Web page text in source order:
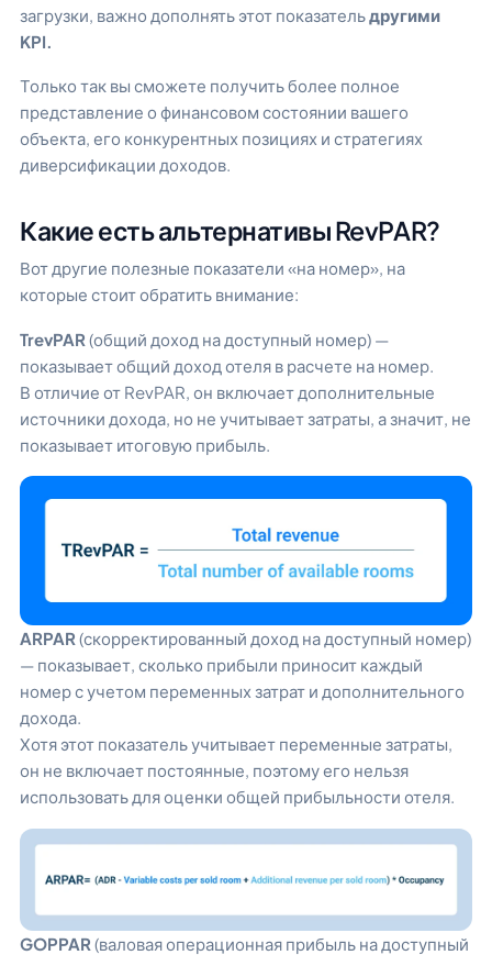
загрузки, важно дополнять этот показательдругими
KPI.
Только так вы сможете получить более полное
представление о финансовом состоянии вашего
объекта, его конкурентных позициях и стратегиях
диверсификации доходов.
Какие есть альтернативы RevPAR?
Вот другие полезные показатели «на номер», на
которые стоит обратить внимание:
TrevPAR (общий доход на доступный номер) —
показывает общий доход отеля в расчете на номер.
В отличие от RevPAR, он включает дополнительные
источники дохода, но не учитывает затраты, а значит, не
показывает итоговую прибыль.
ARPAR (скорректированный доход на доступный номер)
— показывает, сколько прибыли приносит каждый
номер с учетом переменных затрат и дополнительного
дохода.
Хотя этот показатель учитывает переменные затраты,
он не включает постоянные, поэтому его нельзя
использовать для оценки общей прибыльности отеля.
GOPPAR (валовая операционная прибыль на доступный